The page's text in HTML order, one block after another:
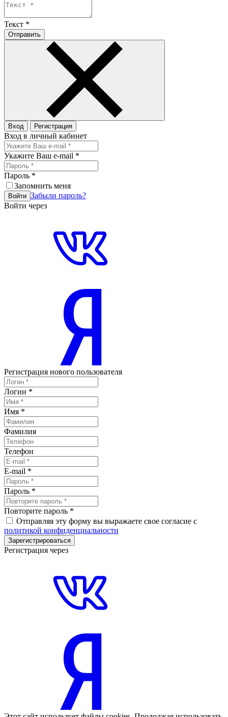
Текст *
Отправить
Вход Регистрация
Вход в личный кабинет
Укажите Ваш e-mail *
Пароль *
Запомнить меня
Войти Забыли пароль?
Войти через
Регистрация нового пользователя
Логин *
Имя *
Фамилия
Телефон
E-mail *
Пароль *
Повторите пароль *
Отправляя эту форму вы выражаете свое согласие с
политикой конфиденциальности
Зарегистрироваться
Регистрация через